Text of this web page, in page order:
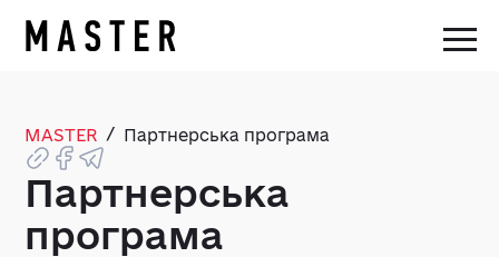
MASTER / Партнерська програма
Партнерська
програма